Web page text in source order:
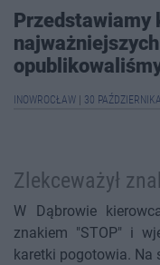
Przedstawiamy
INOWROCŁAW 30
Zlekceważył
W Dąbrowie
znakiem "STOP" i
karetki pogotowia. Na